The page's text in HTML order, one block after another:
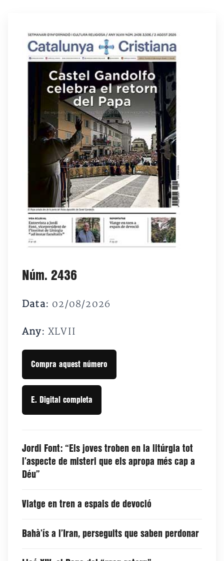
Núm. 2436
Data: 02/08/2026
Any: XLVII
Compra aquest número
E. Digital completa
Jordi Font: “Els joves troben en la litúrgia tot
l’aspecte de misteri que els apropa més cap a
Déu”
Viatge en tren a espais de devoció
Bahà’ís a l’Iran, perseguits que saben perdonar